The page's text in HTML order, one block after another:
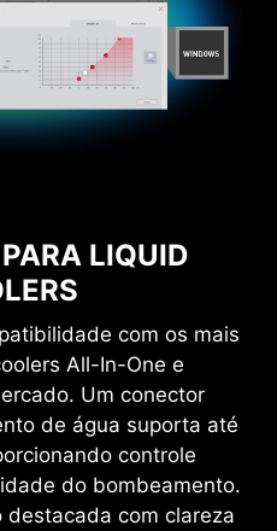
LIQUID
com os mais
All-In-One e
Um conector
de água suporta até
controle
do bombeamento.
destacada com clareza
Windows 11.
à performance,
e Desenvolvimento se
mais recente do
qualquer produto MSI.
suportes de montagem
a placa-mãe no gabinete